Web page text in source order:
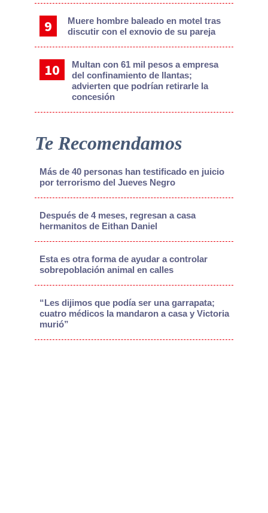
Muere hombre baleado en motel tras
discutir con el exnovio de su pareja
Multan con 61 mil pesos a empresa
del confinamiento de llantas;
advierten que podrían retirarle la
concesión
Te Recomendamos
Más de 40 personas han testificado en juicio
por terrorismo del Jueves Negro
Después de 4 meses, regresan a casa
hermanitos de Eithan Daniel
Esta es otra forma de ayudar a controlar
sobrepoblación animal en calles
“Les dijimos que podía ser una garrapata;
cuatro médicos la mandaron a casa y Victoria
murió”